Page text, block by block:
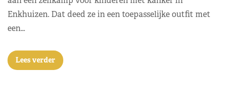
Enkhuizen. Dat deed ze in een toepasselijke outfit met
een…
Lees verder